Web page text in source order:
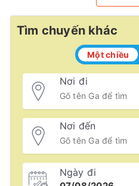
Tìm chuyến khác
Một chiều
Nơi đi
Nơi đến
Ngày đi